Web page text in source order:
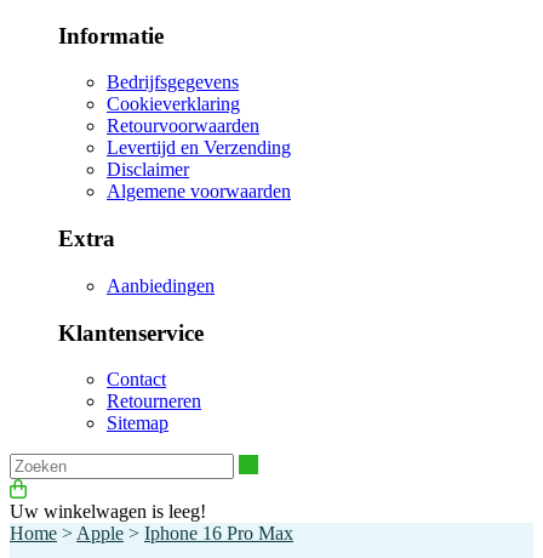
Informatie
Bedrijfsgegevens
Cookieverklaring
Retourvoorwaarden
Levertijd en Verzending
Disclaimer
Algemene voorwaarden
Extra
Aanbiedingen
Klantenservice
Contact
Retourneren
Sitemap
Uw winkelwagen is leeg!
Home > Apple > Iphone 16 Pro Max